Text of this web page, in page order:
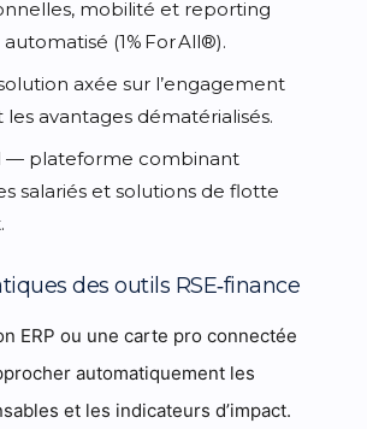
mobilité et reporting
(1% For All®).
axée sur l’engagement
les avantages dématérialisés.
— plateforme combinant
salariés et solutions de flotte
des outils RSE‑finance
ERP ou une carte pro connectée
automatiquement les
et les indicateurs d’impact.